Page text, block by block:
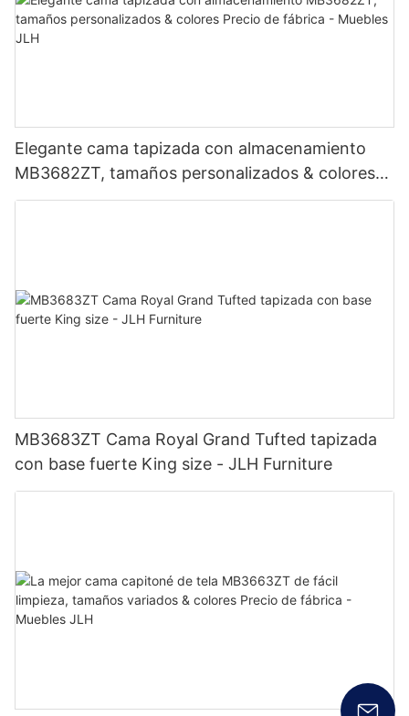
Elegante cama tapizada con almacenamiento
MB3682ZT, tamaños personalizados & colores
Precio de fábrica - Muebles JLH
MB3683ZT Cama Royal Grand Tufted tapizada
con base fuerte King size - JLH Furniture